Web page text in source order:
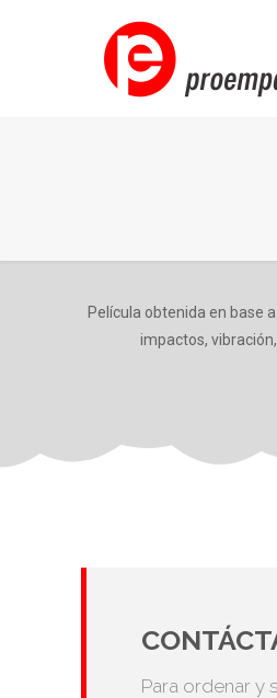
Película obtenida en base
impactos,
Para ordenar y